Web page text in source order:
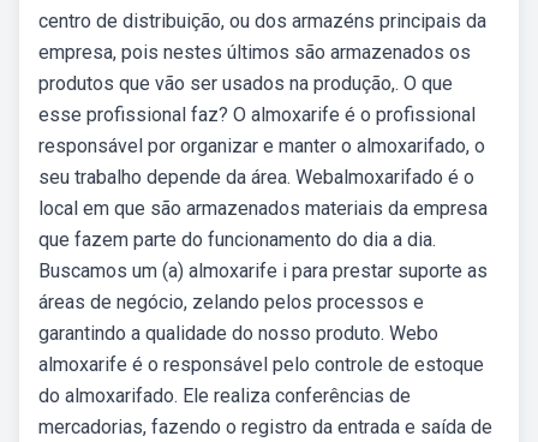
centro de distribuição, ou dos armazéns principais da
empresa, pois nestes últimos são armazenados os
produtos que vão ser usados na produção,. O que
esse profissional faz? O almoxarife é o profissional
responsável por organizar e manter o almoxarifado, o
seu trabalho depende da área. Webalmoxarifado é o
local em que são armazenados materiais da empresa
que fazem parte do funcionamento do dia a dia.
Buscamos um (a) almoxarife i para prestar suporte as
áreas de negócio, zelando pelos processos e
garantindo a qualidade do nosso produto. Webo
almoxarife é o responsável pelo controle de estoque
do almoxarifado. Ele realiza conferências de
mercadorias, fazendo o registro da entrada e saída de